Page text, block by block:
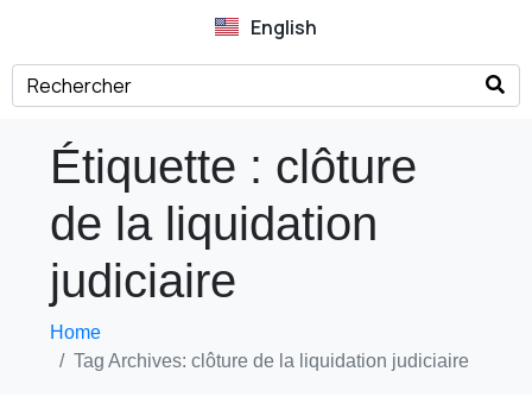
English
Étiquette : clôture
de la liquidation
judiciaire
Home
Tag Archives: clôture de la liquidation judiciaire